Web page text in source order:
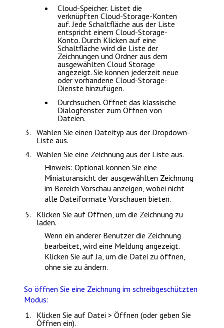
Cloud-Speicher. Listet die
verknüpften Cloud-Storage-Konten
auf. Jede Schaltfläche aus der Liste
entspricht einem Cloud-Storage-
Konto. Durch Klicken auf eine
Schaltfläche wird die Liste der
Zeichnungen und Ordner aus dem
ausgewählten Cloud Storage
angezeigt. Sie können jederzeit neue
oder vorhandene Cloud-Storage-
Dienste hinzufügen.
Durchsuchen. Öffnet das klassische
Dialogfenster zum Öffnen von
Dateien.
Wählen Sie einen Dateityp aus der Dropdown-
Liste aus.
Wählen Sie eine Zeichnung aus der Liste aus.
Hinweis:Optional können Sie eine
Miniaturansicht der ausgewählten Zeichnung
im BereichVorschau anzeigen, wobei nicht
alle Dateiformate Vorschauen bieten.
Klicken Sie aufÖffnen, um die Zeichnung zu
laden.
Wenn ein anderer Benutzer die Zeichnung
bearbeitet, wird eine Meldung angezeigt.
Klicken Sie aufJa, um die Datei zu öffnen,
ohne sie zu ändern.
So öffnen Sie eine Zeichnung im schreibgeschützten
Modus:
Klicken Sie auf Datei > Öffnen (oder geben Sie
Öffnen ein).